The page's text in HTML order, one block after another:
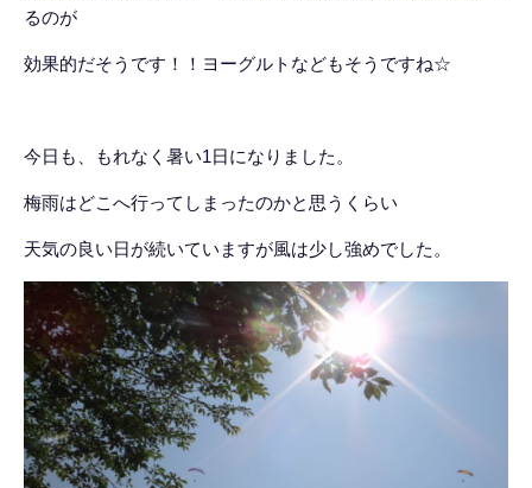
るのが
効果的だそうです！！ヨーグルトなどもそうですね☆
今日も、もれなく暑い1日になりました。
梅雨はどこへ行ってしまったのかと思うくらい
天気の良い日が続いていますが風は少し強めでした。